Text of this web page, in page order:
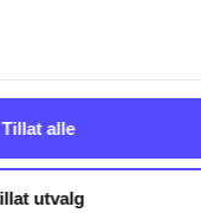
Tillat alle
utvalg